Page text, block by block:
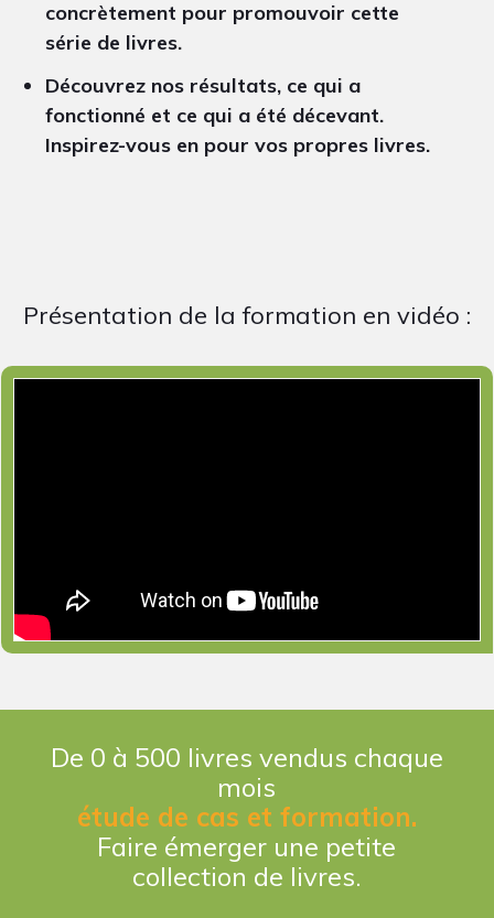
concrètement pour promouvoir cette
série de livres.
Découvrez nos résultats, ce qui a
fonctionné et ce qui a été décevant.
Inspirez-vous en pour vos propres livres.
Présentation de la formation en vidéo :
De 0 à 500 livres vendus chaque
mois
étude de cas et formation.
Faire émerger une petite
collection de livres.